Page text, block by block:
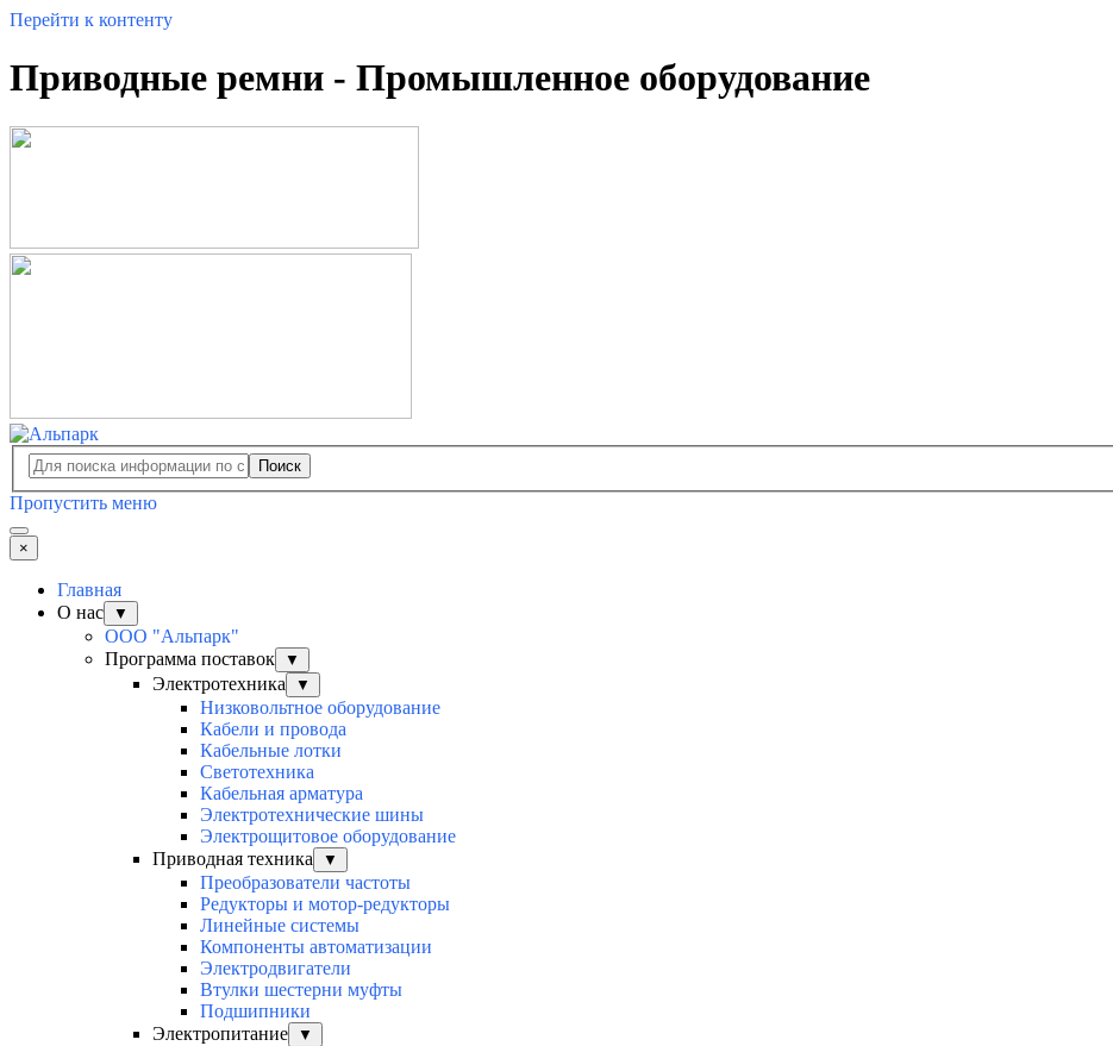
Перейти к контенту
Приводные ремни - Промышленное оборудование
Поиск
Пропустить меню
×
Главная
О нас
▼
ООО "Альпарк"
Программа поставок
▼
Электротехника ▼
Низковольтное оборудование
Кабели и провода
Кабельные лотки
Светотехника
Кабельная арматура
Электротехнические шины
Электрощитовое оборудование
Приводная техника
▼
Преобразователи частоты
Редукторы и мотор-редукторы
Линейные системы
Компоненты автоматизации
Электродвигатели
Втулки шестерни муфты
Подшипники
Электропитание
▼